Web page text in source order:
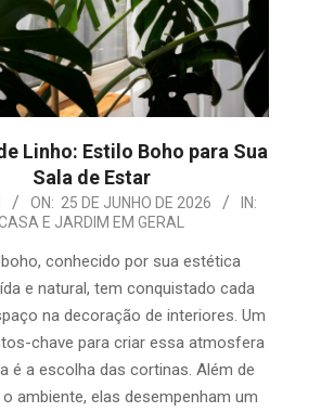
Linho: Estilo Boho para Sua
Sala de Estar
ON: 25 DE JUNHO DE 2026
IN:
E JARDIM EM GERAL
conhecido por sua estética
e natural, tem conquistado cada
na decoração de interiores. Um
chave para criar essa atmosfera
é a escolha das cortinas. Além de
ambiente, elas desempenham um